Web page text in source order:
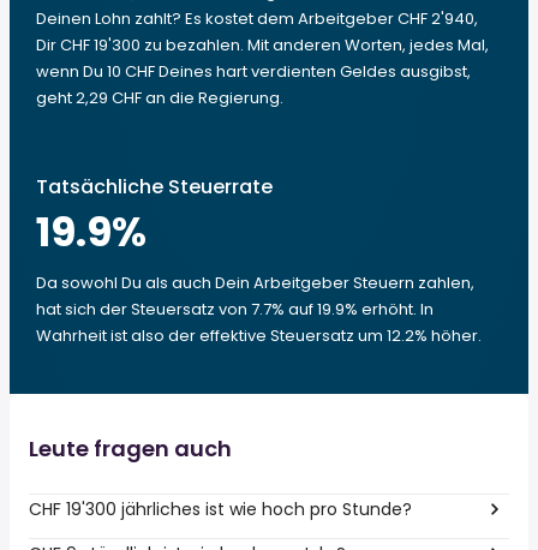
Deinen Lohn zahlt? Es kostet dem Arbeitgeber CHF 2'940,
Dir CHF 19'300 zu bezahlen. Mit anderen Worten, jedes Mal,
wenn Du 10 CHF Deines hart verdienten Geldes ausgibst,
geht 2,29 CHF an die Regierung.
Tatsächliche Steuerrate
19.9%
Da sowohl Du als auch Dein Arbeitgeber Steuern zahlen,
hat sich der Steuersatz von 7.7% auf 19.9% erhöht. In
Wahrheit ist also der effektive Steuersatz um 12.2% höher.
Leute fragen auch
CHF 19'300 jährliches ist wie hoch pro Stunde?